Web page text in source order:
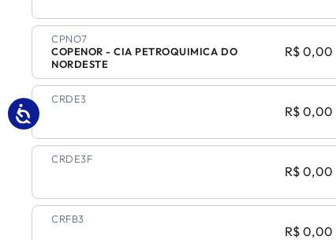
COPENOR - CIA PETROQUIMICA DO
NORDESTE
CPNO7
R$ 0,00
CRDE3
R$ 0,00
CRDE3F
R$ 0,00
CRFB3
R$ 0,00